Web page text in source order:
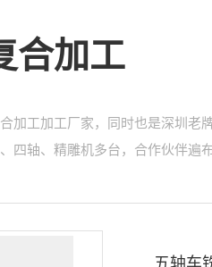
合加工
加工加工厂家，同时也是深圳
四轴、精雕机多台，合作伙伴遍
五轴车